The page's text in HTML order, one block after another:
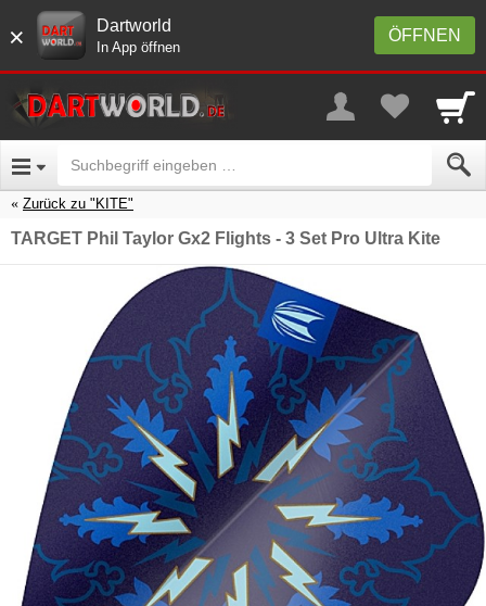
× ÖFFNEN
Dartworld
In App öffnen
Zurück zu "KITE"
TARGET Phil Taylor Gx2 Flights - 3 Set Pro Ultra Kite